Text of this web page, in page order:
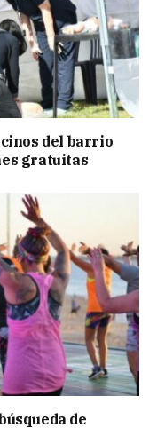
del barrio
gratuitas
de